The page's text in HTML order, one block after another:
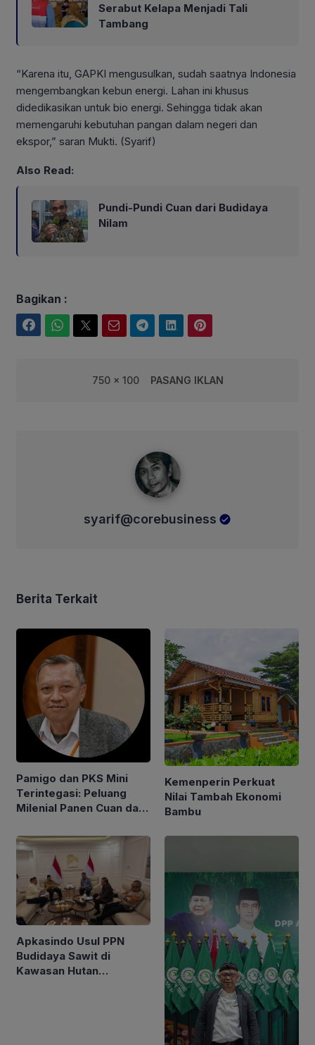
Serabut Kelapa Menjadi Tali
Tambang
“Karena itu, GAPKI mengusulkan, sudah saatnya Indonesia
mengembangkan kebun energi. Lahan ini khusus
didedikasikan untuk bio energi. Sehingga tidak akan
memengaruhi kebutuhan pangan dalam negeri dan
ekspor,” saran Mukti. (Syarif)
Also Read:
Pundi-Pundi Cuan dari Budidaya
Nilam
Bagikan :
750 x 100 PASANG IKLAN
syarif@corebusiness
Berita Terkait
Pamigo dan PKS Mini
Terintegasi: Peluang
Milenial Panen Cuan dari
Kemenperin Perkuat
Nilai Tambah Ekonomi
Bambu
Apkasindo Usul PPN
Budidaya Sawit di
Kawasan Hutan